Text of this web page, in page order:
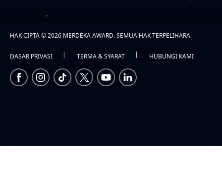
HAK CIPTA © 2026 MERDEKA AWARD. SEMUA HAK TERPELIHARA.
DASAR PRIVASI | TERMA & SYARAT | HUBUNGI KAMI